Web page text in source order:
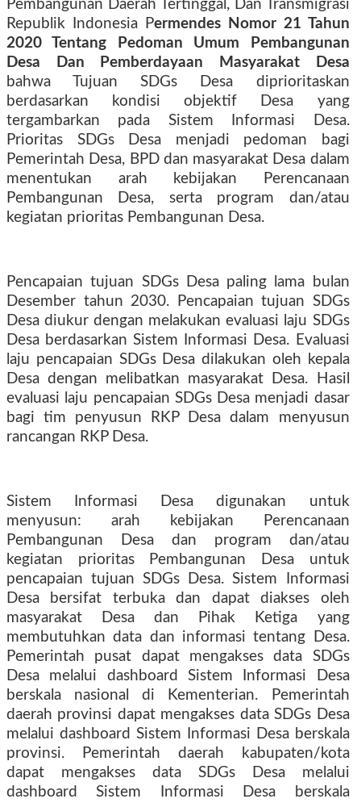
Pembangunan Daerah Tertinggal, Dan Transmigrasi
Republik Indonesia Permendes Nomor 21 Tahun
2020 Tentang Pedoman Umum Pembangunan
Desa Dan Pemberdayaan Masyarakat Desa
bahwa Tujuan SDGs Desa diprioritaskan
berdasarkan kondisi objektif Desa yang
tergambarkan pada Sistem Informasi Desa.
Prioritas SDGs Desa menjadi pedoman bagi
Pemerintah Desa, BPD dan masyarakat Desa dalam
menentukan arah kebijakan Perencanaan
Pembangunan Desa, serta program dan/atau
kegiatan prioritas Pembangunan Desa.
Pencapaian tujuan SDGs Desa paling lama bulan
Desember tahun 2030. Pencapaian tujuan SDGs
Desa diukur dengan melakukan evaluasi laju SDGs
Desa berdasarkan Sistem Informasi Desa. Evaluasi
laju pencapaian SDGs Desa dilakukan oleh kepala
Desa dengan melibatkan masyarakat Desa. Hasil
evaluasi laju pencapaian SDGs Desa menjadi dasar
bagi tim penyusun RKP Desa dalam menyusun
rancangan RKP Desa.
Sistem Informasi Desa digunakan untuk
menyusun: arah kebijakan Perencanaan
Pembangunan Desa dan program dan/atau
kegiatan prioritas Pembangunan Desa untuk
pencapaian tujuan SDGs Desa. Sistem Informasi
Desa bersifat terbuka dan dapat diakses oleh
masyarakat Desa dan Pihak Ketiga yang
membutuhkan data dan informasi tentang Desa.
Pemerintah pusat dapat mengakses data SDGs
Desa melalui dashboard Sistem Informasi Desa
berskala nasional di Kementerian. Pemerintah
daerah provinsi dapat mengakses data SDGs Desa
melalui dashboard Sistem Informasi Desa berskala
provinsi. Pemerintah daerah kabupaten/kota
dapat mengakses data SDGs Desa melalui
dashboard Sistem Informasi Desa berskala